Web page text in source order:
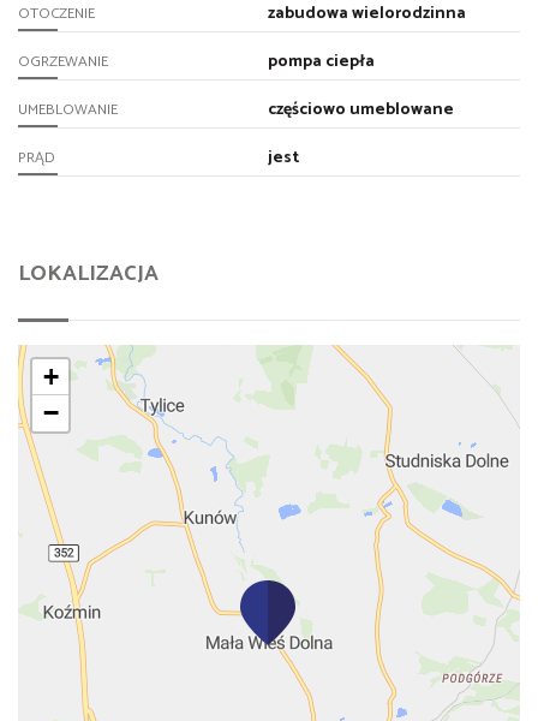
OTOCZENIE zabudowa wielorodzinna
OGRZEWANIE pompa ciepła
UMEBLOWANIE częściowo umeblowane
PRĄD jest
LOKALIZACJA
+
−